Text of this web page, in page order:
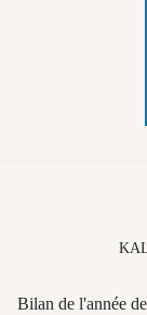
Bilan de l'année